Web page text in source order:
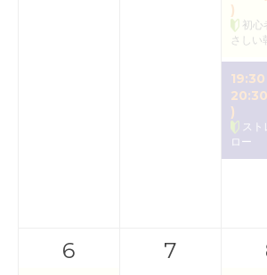
)
初心
さしい
19:30
)
ス
ロー
6 7